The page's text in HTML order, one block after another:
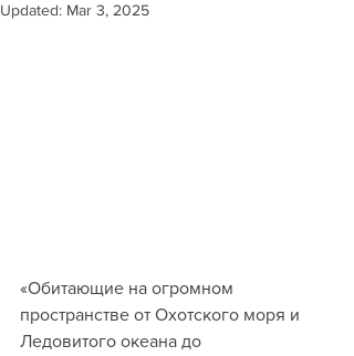
Updated: Mar 3, 2025
«Обитающие на огромном
пространстве от Охотского моря и
Ледовитого океана до